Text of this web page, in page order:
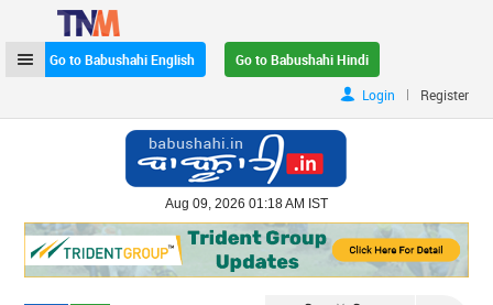
Go to Babushahi English
Go to Babushahi Hindi
Login
| Register
Aug 09, 2026 01:18 AM IST